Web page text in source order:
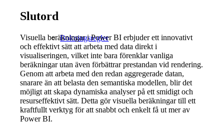
Bokningsregler
Slutord
Visuella beräkningar i Power BI erbjuder ett innovativt
och effektivt sätt att arbeta med data direkt i
visualiseringen, vilket inte bara förenklar vanliga
beräkningar utan även förbättrar prestandan vid rendering.
Genom att arbeta med den redan aggregerade datan,
snarare än att belasta den semantiska modellen, blir det
möjligt att skapa dynamiska analyser på ett smidigt och
resurseffektivt sätt. Detta gör visuella beräkningar till ett
kraftfullt verktyg för att snabbt och enkelt få ut mer av
Power BI.